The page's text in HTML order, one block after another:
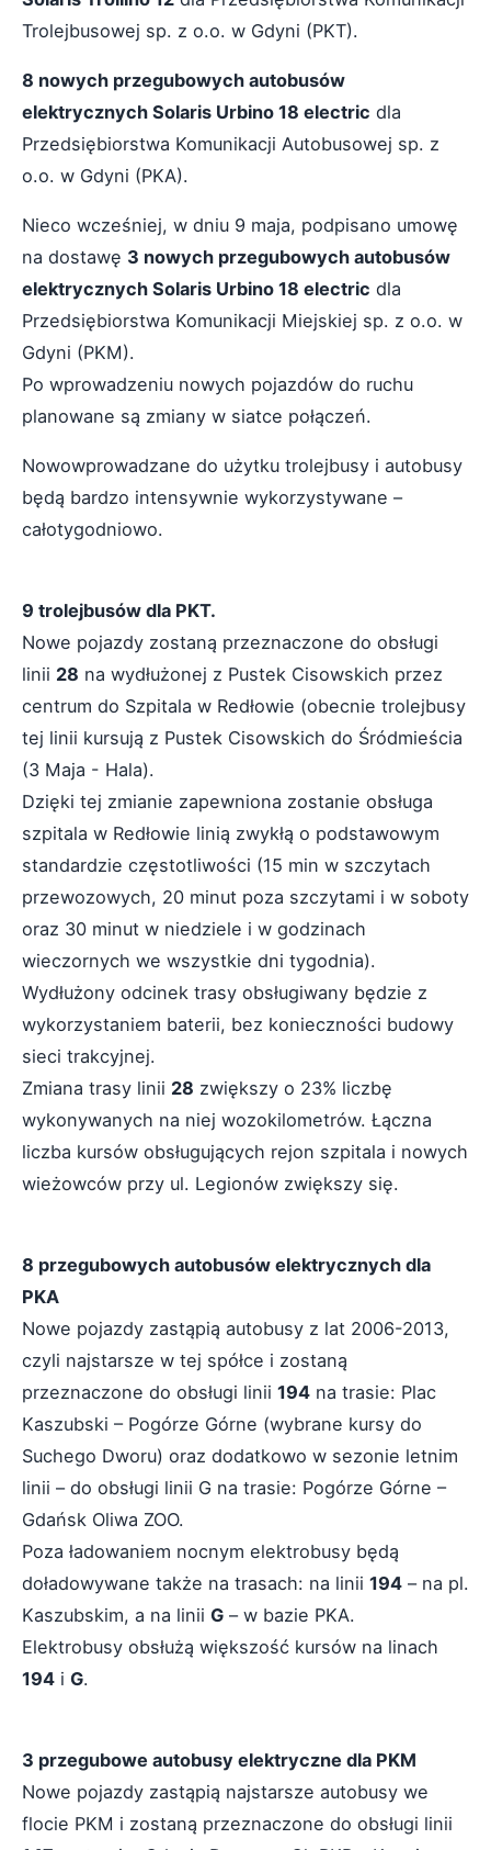
Trolejbusowej sp. z o.o. w Gdyni (PKT).
8 nowych przegubowych autobusów
elektrycznych Solaris Urbino 18 electric dla
Przedsiębiorstwa Komunikacji Autobusowej sp. z
o.o. w Gdyni (PKA).
Nieco wcześniej, w dniu 9 maja, podpisano umowę
na dostawę 3 nowych przegubowych autobusów
elektrycznych Solaris Urbino 18 electric dla
Przedsiębiorstwa Komunikacji Miejskiej sp. z o.o. w
Gdyni (PKM).
Po wprowadzeniu nowych pojazdów do ruchu
planowane są zmiany w siatce połączeń.
Nowowprowadzane do użytku trolejbusy i autobusy
będą bardzo intensywnie wykorzystywane –
całotygodniowo.
9 trolejbusów dla PKT.
Nowe pojazdy zostaną przeznaczone do obsługi
linii 28 na wydłużonej z Pustek Cisowskich przez
centrum do Szpitala w Redłowie (obecnie trolejbusy
tej linii kursują z Pustek Cisowskich do Śródmieścia
(3 Maja - Hala).
Dzięki tej zmianie zapewniona zostanie obsługa
szpitala w Redłowie linią zwykłą o podstawowym
standardzie częstotliwości (15 min w szczytach
przewozowych, 20 minut poza szczytami i w soboty
oraz 30 minut w niedziele i w godzinach
wieczornych we wszystkie dni tygodnia).
Wydłużony odcinek trasy obsługiwany będzie z
wykorzystaniem baterii, bez konieczności budowy
sieci trakcyjnej.
Zmiana trasy linii 28 zwiększy o 23% liczbę
wykonywanych na niej wozokilometrów. Łączna
liczba kursów obsługujących rejon szpitala i nowych
wieżowców przy ul. Legionów zwiększy się.
8 przegubowych autobusów elektrycznych dla
PKA
Nowe pojazdy zastąpią autobusy z lat 2006-2013,
czyli najstarsze w tej spółce i zostaną
przeznaczone do obsługi linii 194 na trasie: Plac
Kaszubski – Pogórze Górne (wybrane kursy do
Suchego Dworu) oraz dodatkowo w sezonie letnim
linii – do obsługi linii G na trasie: Pogórze Górne –
Gdańsk Oliwa ZOO.
Poza ładowaniem nocnym elektrobusy będą
doładowywane także na trasach: na linii 194 – na pl.
Kaszubskim, a na linii G – w bazie PKA.
Elektrobusy obsłużą większość kursów na linach
194 i G.
3 przegubowe autobusy elektryczne dla PKM
Nowe pojazdy zastąpią najstarsze autobusy we
flocie PKM i zostaną przeznaczone do obsługi linii